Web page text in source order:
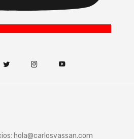
hola@carlosvassan.com